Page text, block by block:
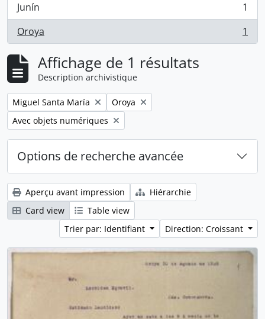
Junín
, 1 résultats
1
Oroya
, 1 résultats 1
Affichage de 1 résultats
Description archivistique
Remove filter:
Miguel Santa María Remove filter:
Oroya
Remove filter:
Avec objets numériques
Options de recherche avancée
Aperçu avant impression
Hiérarchie
Card view
Table view
Trier par: Identifiant
Direction: Croissant